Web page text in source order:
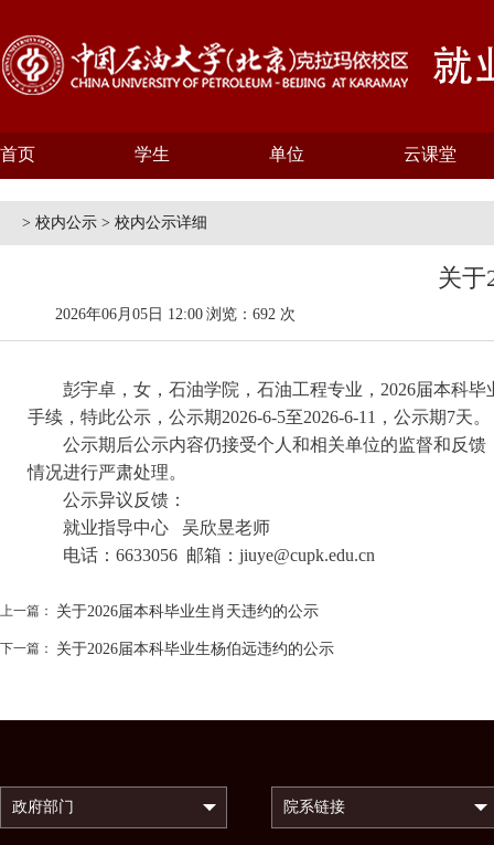
首页 学生 单位 云课堂
> 校内公示 > 校内公示详细
关于
2026年06月05日 12:00 浏览：692 次
彭宇卓 ，女，石油学院， 石油工程专业，2026届本科毕
手续，特此公示，公示期2026-6-5至2026-6-11 ，公示期7天。
公示期后公示内容仍接受个人和相关单位的监督和反
情况进行严肃处理。
公示异议反馈：
就业指导中心 吴欣昱老师
电话：6633056 邮箱：jiuye@cupk.edu.cn
上一篇： 关于2026届本科毕业生肖天违约的公示
下一篇： 关于2026届本科毕业生杨伯远违约的公示